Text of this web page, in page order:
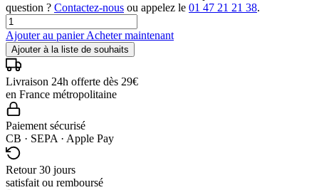
question ? Contactez-nous ou appelez le 01 47 21 21 38.
Ajouter au panierAcheter maintenant
Ajouter à la liste de souhaits
Livraison 24h offerte dès 29€
en France métropolitaine
Paiement sécurisé
CB · SEPA · Apple Pay
Retour 30 jours
satisfait ou remboursé